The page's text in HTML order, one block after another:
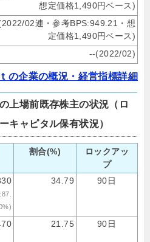
想定価格1,490円ベース)
02連・参考BPS:949.21・想
定価格1,490円ベース)
--(2022/02)
の企業の概況・経営指標詳細
上場前既存株主の状況（ロ
キャピタル保有状況）
割合(%)
ロックアッ
プ
34.79 90日
21.75 90日